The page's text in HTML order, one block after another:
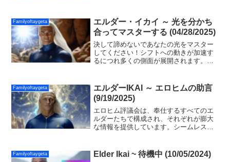
感が生まれます。これの反対は、不満を
言うことで振動が低下することです。
Familyoftaygeta
エルダー・イカイ ～ 光を分かち
合ってマスターする (04/28/2025)
決して諦めないであなたの光をマスター
してください！シフトへの動きが加速す
るにつれ多くの側面が展開されます。私
る平和を見つけましょう！感謝の気持ち
があなた方の役に立ちますように！
Familyoftaygeta
エルダーIKAI ～ エロヒムの助言
(9/19/2025)
エロヒム評議会は、奉仕するすべてのエ
ルダーたちで構成され、それぞれが膨大
な情報を提供しています。シームレスな
の真実を信じることを決してやめないで
Familyoftaygeta Elder Ikai ~ 待機中 (10/05/2024)